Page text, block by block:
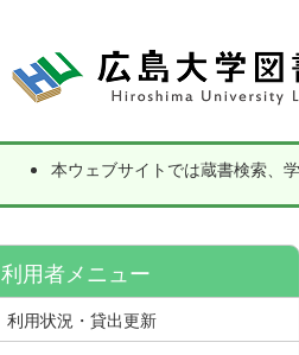
本ウェブサイトでは蔵書検索、
利用者メニュー
利用状況・貸出更新